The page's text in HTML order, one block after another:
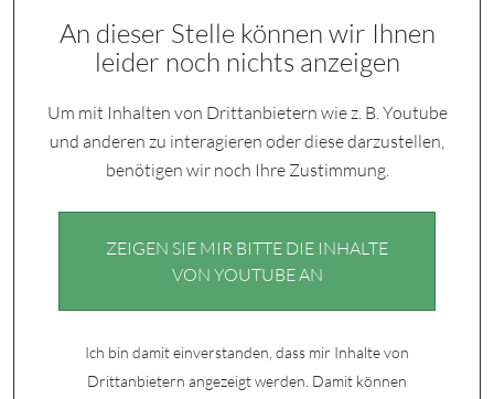
An dieser Stelle können wir Ihnen
leider noch nichts anzeigen
Um mit Inhalten von Drittanbietern wie z. B. Youtube
und anderen zu interagieren oder diese darzustellen,
benötigen wir noch Ihre Zustimmung.
ZEIGEN SIE MIR BITTE DIE INHALTE
VON YOUTUBE AN
Ich bin damit einverstanden, dass mir Inhalte von
Drittanbietern angezeigt werden. Damit können